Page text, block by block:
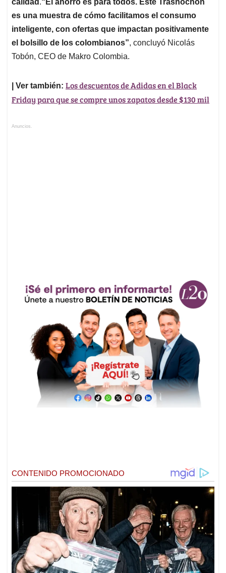
calidad .“El ahorro es para todos. Este Trasnochón
es una muestra de cómo facilitamos el consumo
inteligente, con ofertas que impactan positivamente
el bolsillo de los colombianos”, concluyó Nicolás
Tobón, CEO de Makro Colombia.
| Ver también: Los descuentos de Adidas en el Black
Friday para que se compre unos zapatos desde $130 mil
Anuncios.